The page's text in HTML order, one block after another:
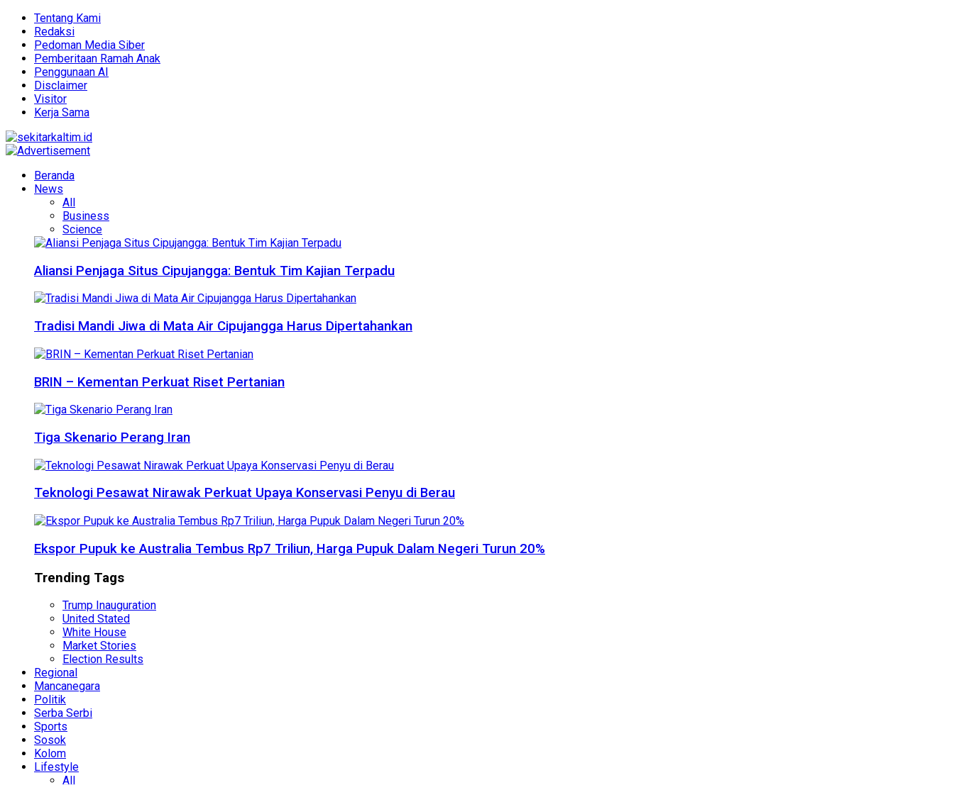
Tentang Kami
Redaksi
Pedoman Media Siber
Pemberitaan Ramah Anak
Penggunaan AI
Disclaimer
Visitor
Kerja Sama
Beranda
News
All
Business
Science
Aliansi Penjaga Situs Cipujangga: Bentuk Tim Kajian Terpadu
Tradisi Mandi Jiwa di Mata Air Cipujangga Harus Dipertahankan
BRIN – Kementan Perkuat Riset Pertanian
Tiga Skenario Perang Iran
Teknologi Pesawat Nirawak Perkuat Upaya Konservasi Penyu di Berau
Ekspor Pupuk ke Australia Tembus Rp7 Triliun, Harga Pupuk Dalam Negeri Turun 20%
Trending Tags
Trump Inauguration
United Stated
White House
Market Stories
Election Results
Regional
Mancanegara
Politik
Serba Serbi
Sports
Sosok
Kolom
Lifestyle
All